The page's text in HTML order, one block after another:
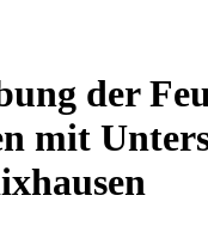
der
mit